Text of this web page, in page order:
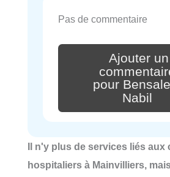
Pas de commentaire
Ajouter un
pour
Nabil
Il n'y plus de services liés aux
hospitaliers à Mainvilliers,